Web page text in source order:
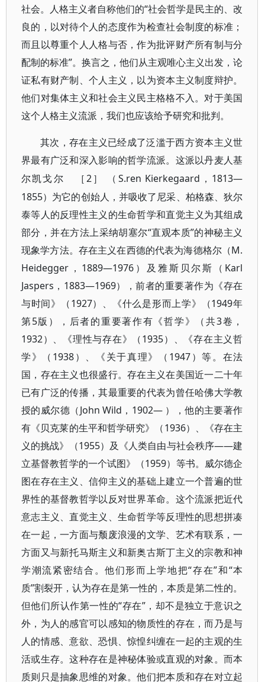
社会。人格主义者自称他们的“社会哲学是民主的、改
良的，以对待个人的态度作为检查社会制度的标准；
而且以尊重个人人格与否，作为批评财产所有制与分
配制的标准”。换言之，他们从主观唯心主义出发，论
证私有财产制、个人主义，以为资本主义制度辩护。
他们对集体主义和社会主义民主格格不入。对于美国
这个人格主义流派，我们也应该给予研究和批判。
其次，存在主义已经成了泛滥于西方资本主义世
界最有广泛和深入影响的哲学流派。这派以丹麦人基
尔凯戈尔
［ 2 ］
（S.ren Kierkegaard，1813—
1855）为它的创始人，并吸收了尼采、柏格森、狄尔
泰等人的反理性主义的生命哲学和直觉主义为其组成
部分，并在方法上采纳胡塞尔“直观本质”的神秘主义
现象学方法。存在主义在西德的代表为海德格尔（M.
Heidegger，1889—1976）及雅斯贝尔斯（Karl
Jaspers，1883—1969），前者的重要著作为《存在
与时间》（1927）、《什么是形而上学》（1949年
第5版），后者的重要著作有《哲学》（共3卷，
1932）、《理性与存在》（1935）、《存在主义哲
学》（1938）、《关于真理》（1947）等。在法
国，存在主义也很盛行。存在主义在美国近一二十年
已有广泛的传播，其最重要的代表为曾任哈佛大学教
授的威尔德（John Wild，1902— ），他的主要著作
有《贝克莱的生平和哲学研究》（1936）、《存在主
义的挑战》（1955）及《人类自由与社会秩序——建
立基督教哲学的一个试图》（1959）等书。威尔德企
图在存在主义、信仰主义的基础上建立一个普遍的世
界性的基督教哲学以反对世界革命。这个流派把近代
意志主义、直觉主义、生命哲学等反理性的思想拼凑
在一起，一方面与颓废浪漫的文学、艺术有联系，一
方面又与新托马斯主义和新奥古斯丁主义的宗教和神
学潮流紧密结合。他们形而上学地把“存在”和“本
质”割裂开，认为存在是第一性的，本质是第二性的。
但他们所认作第一性的“存在”，却不是独立于意识之
外，为人的感官可以感知的物质性的存在，而乃是与
人的情感、意欲、恐惧、惊惶纠缠在一起的主观的生
活或生存。这种存在是神秘体验或直观的对象。而本
质则只是抽象思维的对象。他们把本质和存在对立起